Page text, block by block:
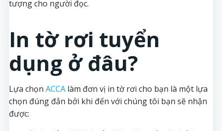
tượng cho người đọc.
In tờ rơi tuyển
dụng ở đâu?
Lựa chọn ACCA làm đơn vị in tờ rơi cho bạn là một lựa
chọn đúng đắn bởi khi đến với chúng tôi bạn sẽ nhận
được: